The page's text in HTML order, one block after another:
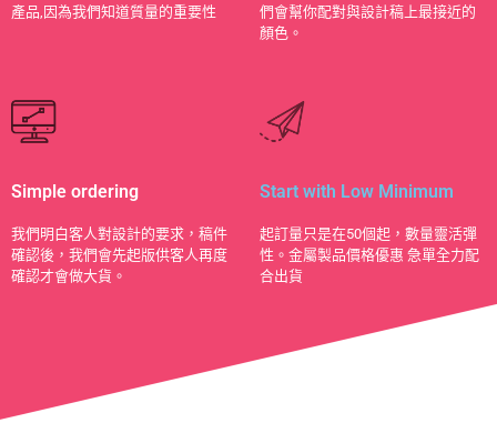
產品,因為我們知道質量的重要性
們會幫你配對與設計稿上最接近的
顏色。
Simple ordering
我們明白客人對設計的要求，稿件
確認後，我們會先起版供客人再度
確認才會做大貨。
Start with Low Minimum
起訂量只是在50個起，數量靈活彈
性。金屬製品價格優惠 急單全力配
合出貨